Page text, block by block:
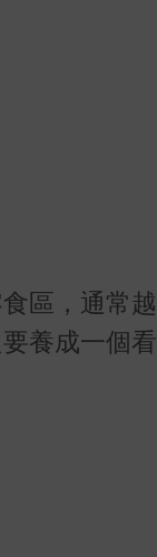
區，通常越
養成一個看